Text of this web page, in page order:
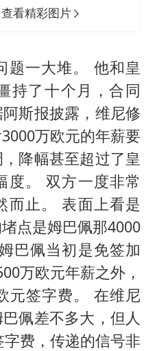
看精彩图片
题一大堆。 他和皇
持了十个月，合同
斯报披露，维尼修
万欧元的年薪要
降幅甚至超过了皇
度。 双方一度非常
而止。 表面上看是
点是姆巴佩那4000
巴佩当初是免签加
万欧元年薪之外，
元签字费。 在维尼
佩差不多大，但人
费，传递的信号非